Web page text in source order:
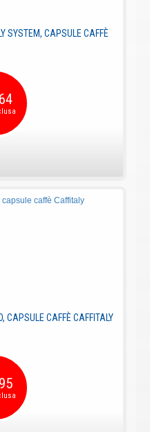
SYSTEM, CAPSULE CAFFÈ
CAPSULE CAFFÈ CAFFITALY